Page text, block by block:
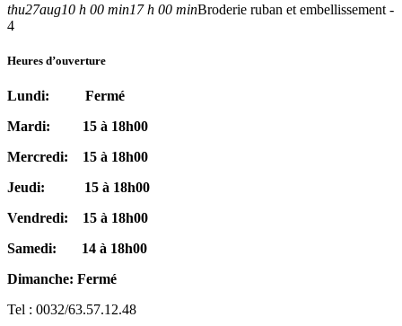
thu27aug10 h 00 min17 h 00 minBroderie ruban et embellissement -
4
Heures d’ouverture
Lundi: Fermé
Mardi: 15 à 18h00
Mercredi: 15 à 18h00
Jeudi: 15 à 18h00
Vendredi: 15 à 18h00
Samedi: 14 à 18h00
Dimanche: Fermé
Tel : 0032/63.57.12.48